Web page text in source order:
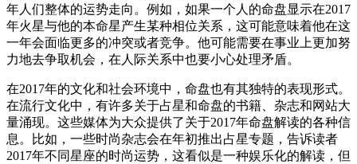
年人们整体的运势走向。例如，如果一个人的命盘显示在2017
年火星与他的本命星产生某种相位关系，这可能意味着他在这
一年会面临更多的冲突或者竞争。他可能需要在事业上更加努
力地去争取机会，在人际关系中也要小心处理矛盾。
在2017年的文化和社会环境中，命盘也有其独特的表现形式。
在流行文化中，有许多关于占星和命盘的书籍、杂志和网站大
量涌现。这些媒体为大众提供了关于2017年命盘解读的各种信
息。比如，一些时尚杂志会在年初推出占星专题，告诉读者
2017年不同星座的时尚运势，这看似是一种娱乐化的解读，但